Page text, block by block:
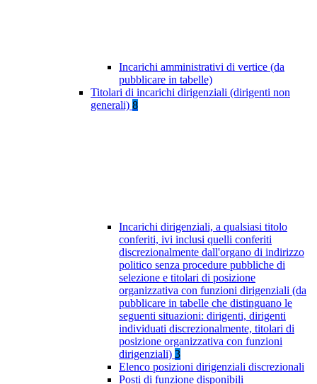
Incarichi amministrativi di vertice (da
pubblicare in tabelle)
Titolari di incarichi dirigenziali (dirigenti non
generali) 8
Incarichi dirigenziali, a qualsiasi titolo
conferiti, ivi inclusi quelli conferiti
discrezionalmente dall'organo di indirizzo
politico senza procedure pubbliche di
selezione e titolari di posizione
organizzativa con funzioni dirigenziali (da
pubblicare in tabelle che distinguano le
seguenti situazioni: dirigenti, dirigenti
individuati discrezionalmente, titolari di
posizione organizzativa con funzioni
dirigenziali) 3
Elenco posizioni dirigenziali discrezionali
Posti di funzione disponibili